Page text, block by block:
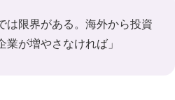
は限界がある。海外から投資
が増やさなければ」